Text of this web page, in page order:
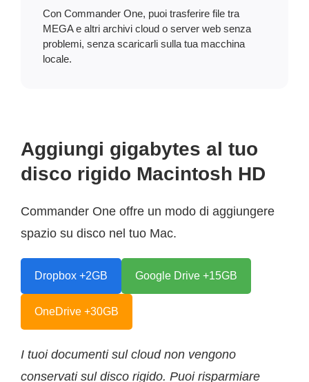
Con Commander One, puoi trasferire file tra
MEGA e altri archivi cloud o server web senza
problemi, senza scaricarli sulla tua macchina
locale.
Aggiungi gigabytes al tuo
disco rigido Macintosh HD
Commander One offre un modo di aggiungere
spazio su disco nel tuo Mac.
Dropbox +2GB Google Drive +15GB
OneDrive +30GB
I tuoi documenti sul cloud non vengono
conservati sul disco rigido. Puoi risparmiare